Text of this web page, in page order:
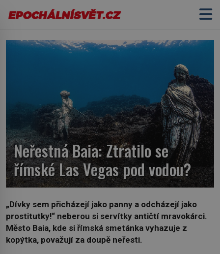
Neřestná Baia: Ztratilo se
římské Las Vegas pod vodou?
„Dívky sem přicházejí jako panny a odcházejí jako
prostitutky!“ neberou si servítky antičtí mravokárci.
Město Baia, kde si římská smetánka vyhazuje z
kopýtka, považují za doupě neřesti.